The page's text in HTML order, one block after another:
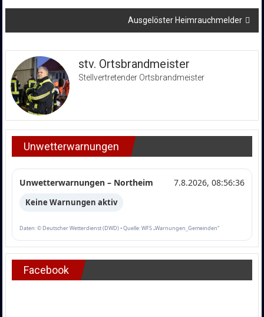
Ausgelöster Heimrauchmelder
stv. Ortsbrandmeister
Stellvertretender Ortsbrandmeister
Unwetterwarnungen
Unwetterwarnungen – Northeim 7.8.2026, 08:56:36
Keine Warnungen aktiv
Daten: © Deutscher Wetterdienst (DWD) • Quelle: WFS „Warnungen_Gemeinden“
Facebook